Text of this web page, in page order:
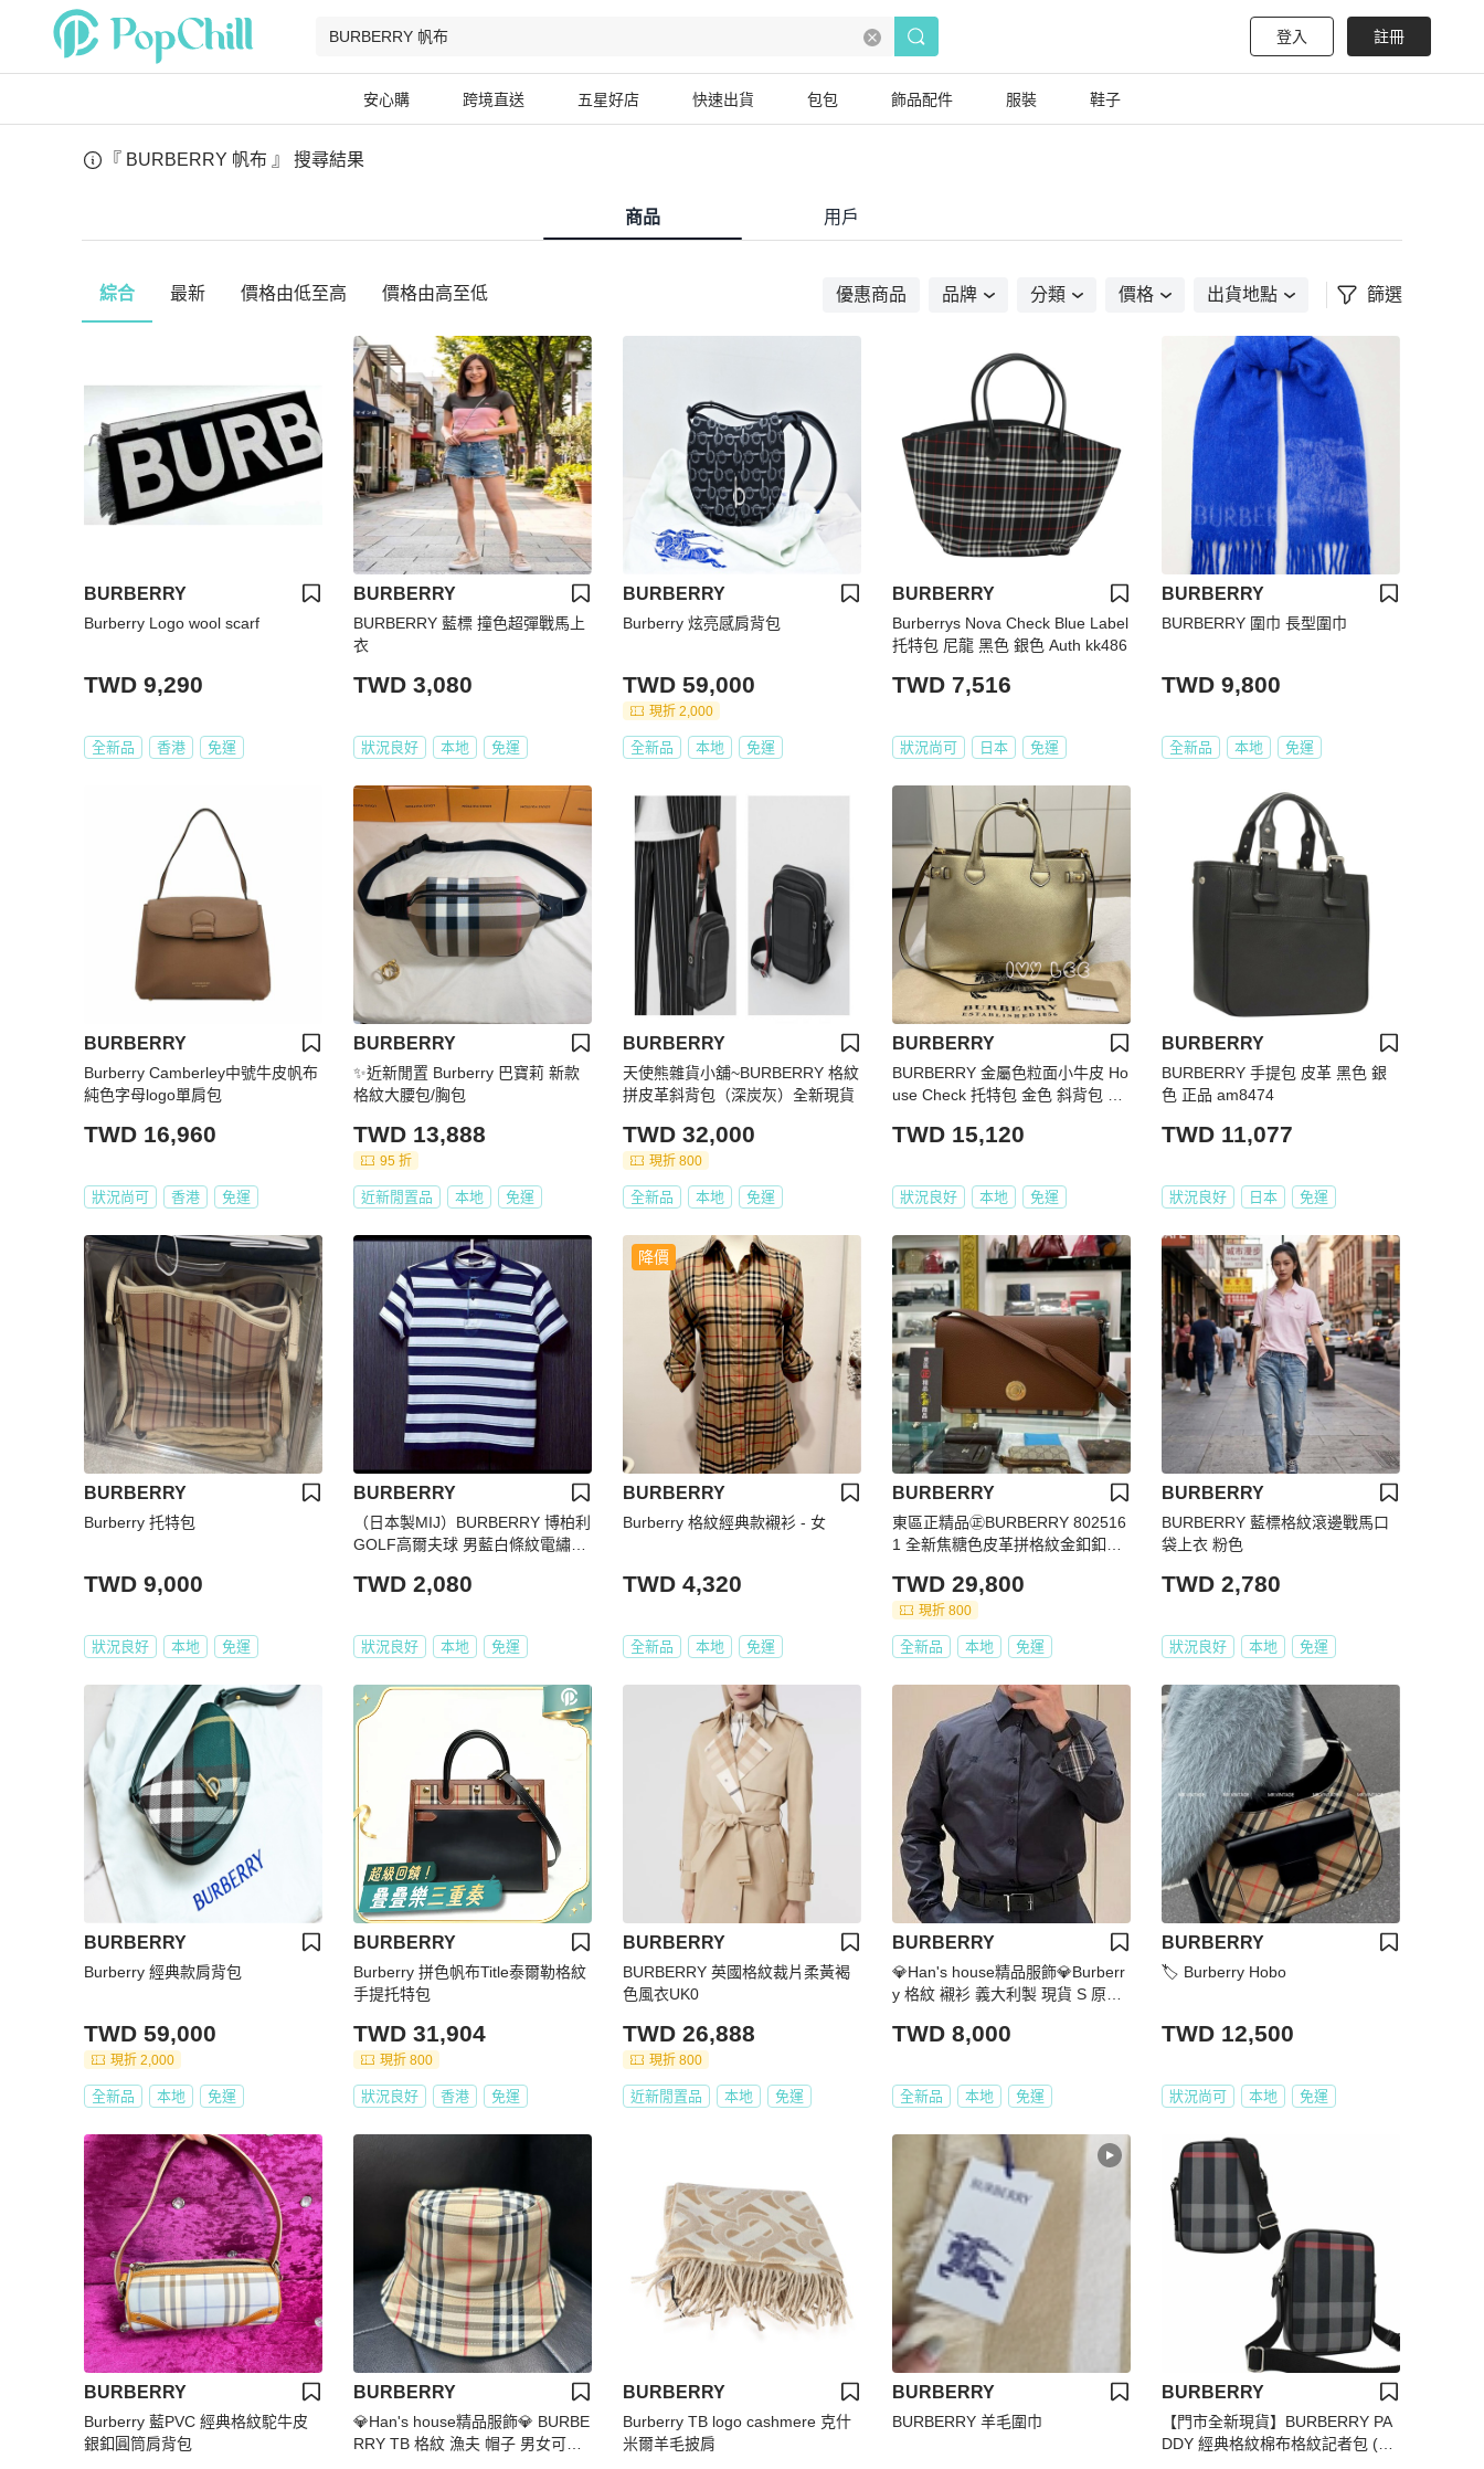
登入 註冊
安心購 跨境直送 五星好店 快速出貨 包包 飾品配件 服裝 鞋子
『 BURBERRY 帆布 』 搜尋結果
商品 用戶
綜合 最新 價格由低至高 價格由高至低 優惠商品 品牌 分類 價格 出貨地點 篩選
BURBERRY
Burberry Logo wool scarf
TWD 9,290
全新品 香港 免運
BURBERRY
BURBERRY 藍標 撞色超彈戰馬上
衣
TWD 3,080
狀況良好 本地 免運
BURBERRY
Burberry 炫亮感肩背包
TWD 59,000
現折 2,000
全新品 本地 免運
BURBERRY
Burberrys Nova Check Blue Label
托特包 尼龍 黑色 銀色 Auth kk486
TWD 7,516
狀況尚可 日本 免運
BURBERRY
BURBERRY 圍巾 長型圍巾
TWD 9,800
全新品 本地 免運
BURBERRY
Burberry Camberley中號牛皮帆布
純色字母logo單肩包
TWD 16,960
狀況尚可 香港 免運
BURBERRY
✨近新閒置 Burberry 巴寶莉 新款
格紋大腰包/胸包
TWD 13,888
95 折
近新閒置品 本地 免運
BURBERRY
天使熊雜貨小舖~BURBERRY 格紋
拼皮革斜背包（深炭灰）全新現貨
TWD 32,000
現折 800
全新品 本地 免運
BURBERRY
BURBERRY 金屬色粒面小牛皮 Ho
use Check 托特包 金色 斜背包 肩
TWD 15,120
狀況良好 本地 免運
BURBERRY
BURBERRY 手提包 皮革 黑色 銀
色 正品 am8474
TWD 11,077
狀況良好 日本 免運
BURBERRY
Burberry 托特包
TWD 9,000
狀況良好 本地 免運
BURBERRY
（日本製MIJ）BURBERRY 博柏利
GOLF高爾夫球 男藍白條紋電繡LO
請詳內文）
TWD 2,080
狀況良好 本地 免運
降價
BURBERRY
Burberry 格紋經典款襯衫 - 女
TWD 4,320
全新品 本地 免運
BURBERRY
東區正精品㊣BURBERRY 802516
1 全新焦糖色皮革拼格紋金釦釦式
TWD 29,800
現折 800
全新品 本地 免運
BURBERRY
BURBERRY 藍標格紋滾邊戰馬口
袋上衣 粉色
TWD 2,780
狀況良好 本地 免運
BURBERRY
Burberry 經典款肩背包
TWD 59,000
現折 2,000
全新品 本地 免運
BURBERRY
Burberry 拼色帆布Title泰爾勒格紋
手提托特包
TWD 31,904
現折 800
狀況良好 香港 免運
BURBERRY
BURBERRY 英國格紋裁片柔黃褐
色風衣UK0
TWD 26,888
現折 800
近新閒置品 本地 免運
BURBERRY
💎Han's house精品服飾💎Burberr
y 格紋 襯衫 義大利製 現貨 S 原價1
TWD 8,000
全新品 本地 免運
BURBERRY
🏷️ Burberry Hobo
TWD 12,500
狀況尚可 本地 免運
BURBERRY
Burberry 藍PVC 經典格紋駝牛皮
銀釦圓筒肩背包
BURBERRY
💎Han's house精品服飾💎 BURBE
RRY TB 格紋 漁夫 帽子 男女可帶
BURBERRY
Burberry TB logo cashmere 克什
米爾羊毛披肩
BURBERRY
BURBERRY 羊毛圍巾
BURBERRY
【門市全新現貨】BURBERRY PA
DDY 經典格紋棉布格紋記者包 (附